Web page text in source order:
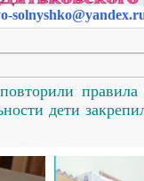
solnyshko
дети